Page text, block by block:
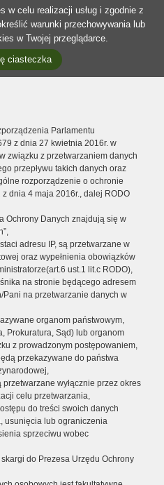
w celu realizacji usług i zgodnie z
warunki przechowywania lub
w Twojej przeglądarce.
ciasteczka
Parlamentu
z dnia 27 kwietnia 2016r. w
związku z przetwarzaniem danych
przepływu takich danych oraz
rozporządzenie o ochronie
dnia 4 maja 2016r., dalej RODO
Ochrony Danych znajdują się w
adresu IP, są przetwarzane w
oraz wypełnienia obowiązków
ust.1 lit.c RODO),
na stronie będącego adresem
na przetwarzanie danych w
organom państwowym,
Prokuratura, Sąd) lub organom
z prowadzonym postępowaniem,
przekazywane do państwa
wyłącznie przez okres
celu przetwarzania,
do treści swoich danych
usunięcia lub ograniczenia
sprzeciwu wobec
do Prezesa Urzędu Ochrony